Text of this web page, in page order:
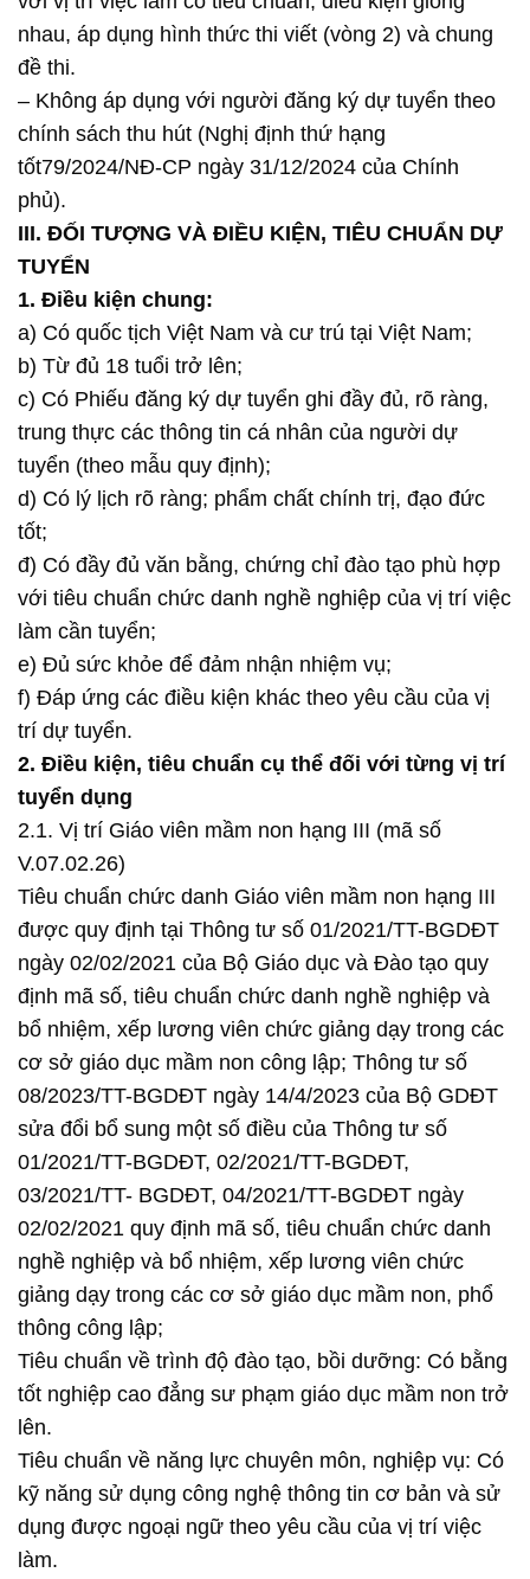
nhau, áp dụng hình thức thi viết (vòng 2) và chung
đề thi.
– Không áp dụng với người đăng ký dự tuyển theo
chính sách thu hút (Nghị định thứ hạng
tốt79/2024/NĐ-CP ngày 31/12/2024 của Chính
phủ).
III. ĐỐI TƯỢNG VÀ ĐIỀU KIỆN, TIÊU CHUẨN DỰ
TUYỂN
1. Điều kiện chung:
a) Có quốc tịch Việt Nam và cư trú tại Việt Nam;
b) Từ đủ 18 tuổi trở lên;
c) Có Phiếu đăng ký dự tuyển ghi đầy đủ, rõ ràng,
trung thực các thông tin cá nhân của người dự
tuyển (theo mẫu quy định);
d) Có lý lịch rõ ràng; phẩm chất chính trị, đạo đức
tốt;
đ) Có đầy đủ văn bằng, chứng chỉ đào tạo phù hợp
với tiêu chuẩn chức danh nghề nghiệp của vị trí việc
làm cần tuyển;
e) Đủ sức khỏe để đảm nhận nhiệm vụ;
f) Đáp ứng các điều kiện khác theo yêu cầu của vị
trí dự tuyển.
2. Điều kiện, tiêu chuẩn cụ thể đối với từng vị trí
tuyển dụng
2.1. Vị trí Giáo viên mầm non hạng III (mã số
V.07.02.26)
Tiêu chuẩn chức danh Giáo viên mầm non hạng III
được quy định tại Thông tư số 01/2021/TT-BGDĐT
ngày 02/02/2021 của Bộ Giáo dục và Đào tạo quy
định mã số, tiêu chuẩn chức danh nghề nghiệp và
bổ nhiệm, xếp lương viên chức giảng dạy trong các
cơ sở giáo dục mầm non công lập; Thông tư số
08/2023/TT-BGDĐT ngày 14/4/2023 của Bộ GDĐT
sửa đổi bổ sung một số điều của Thông tư số
01/2021/TT-BGDĐT, 02/2021/TT-BGDĐT,
03/2021/TT- BGDĐT, 04/2021/TT-BGDĐT ngày
02/02/2021 quy định mã số, tiêu chuẩn chức danh
nghề nghiệp và bổ nhiệm, xếp lương viên chức
giảng dạy trong các cơ sở giáo dục mầm non, phổ
thông công lập;
Tiêu chuẩn về trình độ đào tạo, bồi dưỡng: Có bằng
tốt nghiệp cao đẳng sư phạm giáo dục mầm non trở
lên.
Tiêu chuẩn về năng lực chuyên môn, nghiệp vụ: Có
kỹ năng sử dụng công nghệ thông tin cơ bản và sử
dụng được ngoại ngữ theo yêu cầu của vị trí việc
làm.